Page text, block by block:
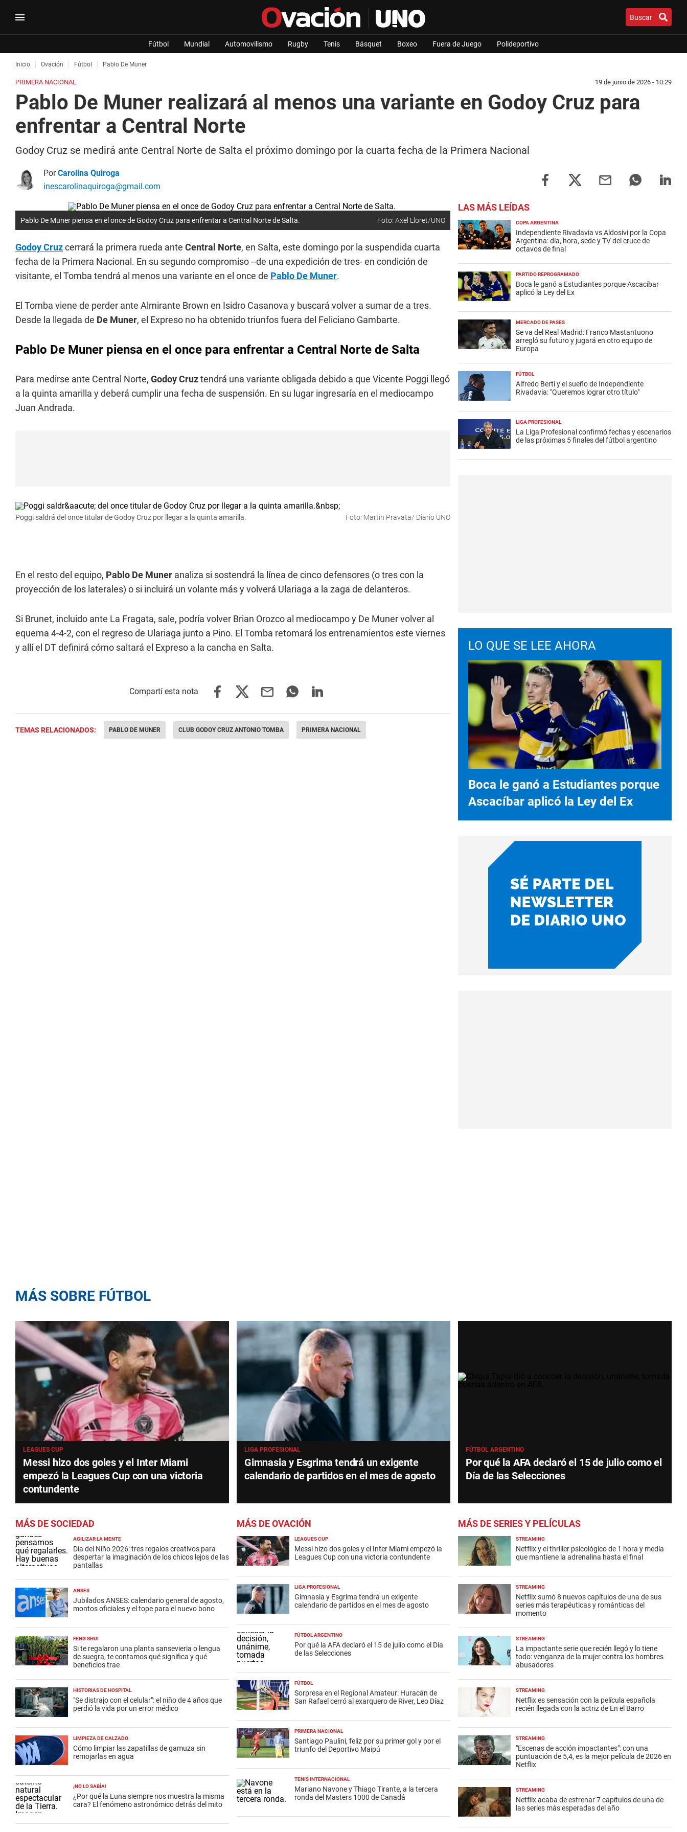
Buscar
Fútbol Mundial Automovilismo Rugby Tenis Básquet Boxeo Fuera de Juego Polideportivo
Inicio Ovación Fútbol Pablo De Muner
PRIMERA NACIONAL 19 de junio de 2026 - 10:29
Pablo De Muner realizará al menos una variante en Godoy Cruz para
enfrentar a Central Norte
Godoy Cruz se medirá ante Central Norte de Salta el próximo domingo por la cuarta fecha de la Primera Nacional
PorCarolina Quiroga
inescarolinaquiroga@gmail.com
Pablo De Muner piensa en el once de Godoy Cruz para enfrentar a Central Norte de Salta. Foto: Axel Lloret/UNO
Godoy Cruzcerrará la primera rueda ante Central Norte, en Salta, este domingo por la suspendida cuarta
fecha de la Primera Nacional. En su segundo compromiso --de una expedición de tres- en condición de
visitante, el Tomba tendrá al menos una variante en el once de Pablo De Muner.
El Tomba viene de perder ante Almirante Brown en Isidro Casanova y buscará volver a sumar de a tres.
Desde la llegada de De Muner, el Expreso no ha obtenido triunfos fuera del Feliciano Gambarte.
Pablo De Muner piensa en el once para enfrentar a Central Norte de Salta
Para medirse ante Central Norte, Godoy Cruztendrá una variante obligada debido a que Vicente Poggi llegó
a la quinta amarilla y deberá cumplir una fecha de suspensión. En su lugar ingresaría en el mediocampo
Juan Andrada.
Poggi saldrá del once titular de Godoy Cruz por llegar a la quinta amarilla. Foto: Martín Pravata/ Diario UNO
En el resto del equipo, Pablo De Muner analiza si sostendrá la línea de cinco defensores (o tres con la
proyección de los laterales) o si incluirá un volante más y volverá Ulariaga a la zaga de delanteros.
Si Brunet, incluido ante La Fragata, sale, podría volver Brian Orozco al mediocampo y De Muner volver al
equema 4-4-2, con el regreso de Ulariaga junto a Pino. El Tomba retomará los entrenamientos este viernes
y allí el DT definirá cómo saltará el Expreso a la cancha en Salta.
TEMAS RELACIONADOS: PABLO DE MUNER CLUB GODOY CRUZ ANTONIO TOMBA PRIMERA NACIONAL
LAS MÁS LEÍDAS
COPA ARGENTINA
Independiente Rivadavia vs Aldosivi por la Copa
Argentina: día, hora, sede y TV del cruce de
octavos de final
PARTIDO REPROGRAMADO
Boca le ganó a Estudiantes porque Ascacíbar
aplicó la Ley del Ex
MERCADO DE PASES
Se va del Real Madrid: Franco Mastantuono
arregló su futuro y jugará en otro equipo de
Europa
FÚTBOL
Alfredo Berti y el sueño de Independiente
Rivadavia: "Queremos lograr otro título"
LIGA PROFESIONAL
La Liga Profesional confirmó fechas y escenarios
de las próximas 5 finales del fútbol argentino
LO QUE SE LEE AHORA
Boca le ganó a Estudiantes porque
Ascacíbar aplicó la Ley del Ex
MÁS SOBRE FÚTBOL
LEAGUES CUP
Messi hizo dos goles y el Inter Miami
empezó la Leagues Cup con una victoria
contundente
LIGA PROFESIONAL
Gimnasia y Esgrima tendrá un exigente
calendario de partidos en el mes de agosto
FÚTBOL ARGENTINO
Por qué la AFA declaró el 15 de julio como el
Día de las Selecciones
MÁS DE SOCIEDAD
AGILIZAR LA MENTE
Día del Niño 2026: tres regalos creativos para
despertar la imaginación de los chicos lejos de las
pantallas
ANSES
Jubilados ANSES: calendario general de agosto,
montos oficiales y el tope para el nuevo bono
FENG SHUI
Si te regalaron una planta sansevieria o lengua
de suegra, te contamos qué significa y qué
beneficios trae
HISTORIAS DE HOSPITAL
"Se distrajo con el celular": el niño de 4 años que
perdió la vida por un error médico
LIMPIEZA DE CALZADO
Cómo limpiar las zapatillas de gamuza sin
remojarlas en agua
¡NO LO SABÍA!
¿Por qué la Luna siempre nos muestra la misma
cara? El fenómeno astronómico detrás del mito
MÁS DE OVACIÓN
LEAGUES CUP
Messi hizo dos goles y el Inter Miami empezó la
Leagues Cup con una victoria contundente
LIGA PROFESIONAL
Gimnasia y Esgrima tendrá un exigente
calendario de partidos en el mes de agosto
FÚTBOL ARGENTINO
Por qué la AFA declaró el 15 de julio como el Día
de las Selecciones
FÚTBOL
Sorpresa en el Regional Amateur: Huracán de
San Rafael cerró al exarquero de River, Leo Díaz
PRIMERA NACIONAL
Santiago Paulini, feliz por su primer gol y por el
triunfo del Deportivo Maipú
TENIS INTERNACIONAL
Mariano Navone y Thiago Tirante, a la tercera
ronda del Masters 1000 de Canadá
MÁS DE SERIES Y PELÍCULAS
STREAMING
Netflix y el thriller psicológico de 1 hora y media
que mantiene la adrenalina hasta el final
STREAMING
Netflix sumó 8 nuevos capítulos de una de sus
series más terapéuticas y románticas del
momento
STREAMING
La impactante serie que recién llegó y lo tiene
todo: venganza de la mujer contra los hombres
abusadores
STREAMING
Netflix es sensación con la película española
recién llegada con la actriz de En el Barro
STREAMING
"Escenas de acción impactantes": con una
puntuación de 5,4, es la mejor película de 2026 en
Netflix
STREAMING
Netflix acaba de estrenar 7 capítulos de una de
las series más esperadas del año